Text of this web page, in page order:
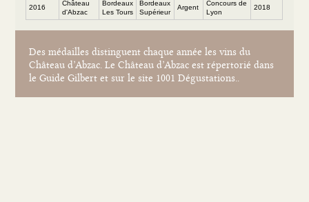
2016
Château
d'Abzac
Bordeaux
Les Tours
Bordeaux
Supérieur
Argent
Concours de
Lyon
2018
Des médailles distinguent chaque année les vins du
Château d’Abzac. Le Château d’Abzac est répertorié dans
le Guide Gilbert et sur le site 1001 Dégustations..